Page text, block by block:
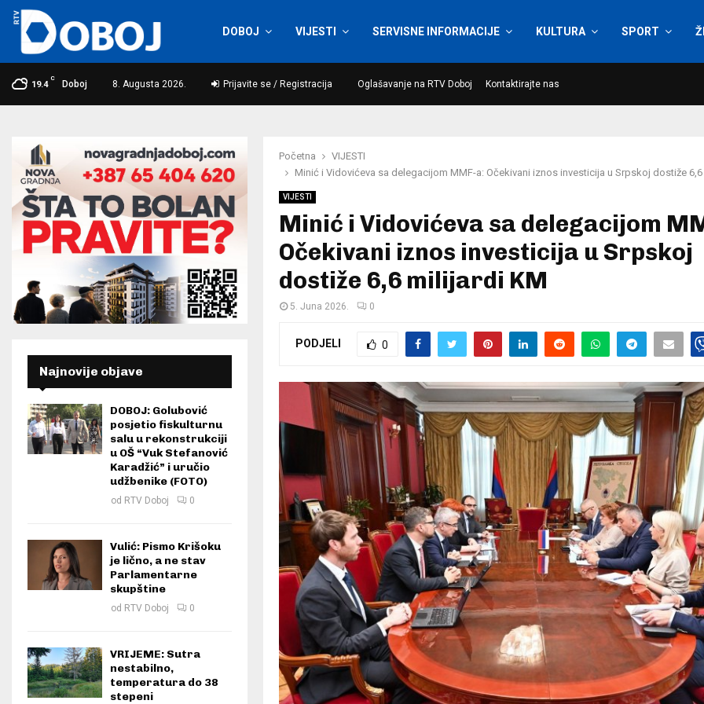
DOBOJ VIJESTI SERVISNE INFORMACIJE KULTURA SPORT
19.4
C
Doboj 8. Augusta 2026. Prijavite se / Registracija Oglašavanje na RTV Doboj Kontaktirajte nas
Početna
VIJESTI
Minić i Vidovićeva sa delegacijom MMF-a: Očekivani iznos investicija u Srpskoj dostiže
VIJESTI
Minić i Vidovićeva sa delegacijom
Očekivani iznos investicija u Srpskoj
dostiže 6,6 milijardi KM
5. Juna 2026. 0
PODJELI 0
Najnovije objave
DOBOJ: Golubović
posjetio fiskulturnu
salu u rekonstrukciji
u OŠ “Vuk Stefanović
Karadžić” i uručio
udžbenike (FOTO)
od RTV Doboj 0
Vulić: Pismo Krišoku
je lično, a ne stav
Parlamentarne
skupštine
od RTV Doboj 0
VRIJEME: Sutra
nestabilno,
temperatura do 38
stepeni